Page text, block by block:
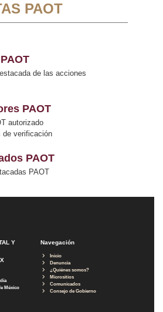
PAOT
de las acciones
PAOT
autorizado
de verificación
PAOT
PAOT
Y
México
Navegación
Inicio
Denuncia
¿Quiénes somos?
Micrositios
Comunicados
Consejo de Gobierno